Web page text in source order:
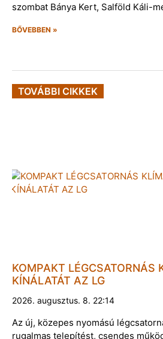
szombat Bánya Kert, Salföld Káli-
BŐVEBBEN »
TOVÁBBI CIKKEK
KOMPAKT LÉGCSATORNÁS
KÍNÁLATÁT AZ LG
2026. augusztus. 8. 22:14
Az új, közepes nyomású
rugalmas telepítést, csendes